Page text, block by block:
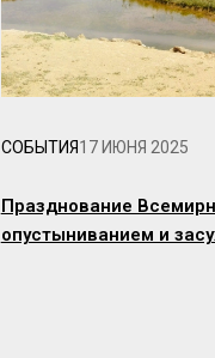
СОБЫТИЯ17 ИЮНЯ 2025
Празднование
опустыниванием и